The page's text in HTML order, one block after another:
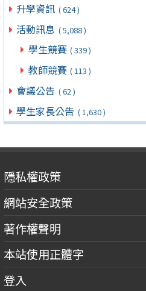
升學資訊 ( 624 )
活動訊息 ( 5,088 )
學生競賽 ( 339 )
教師競賽 ( 113 )
會議公告 ( 62 )
學生家長公告 ( 1,630 )
隱私權政策
網站安全政策
著作權聲明
本站使用正體字
登入